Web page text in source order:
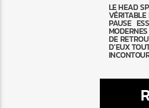
LE HEAD
VÉRITABLE
PAUSE
DE
D’EUX